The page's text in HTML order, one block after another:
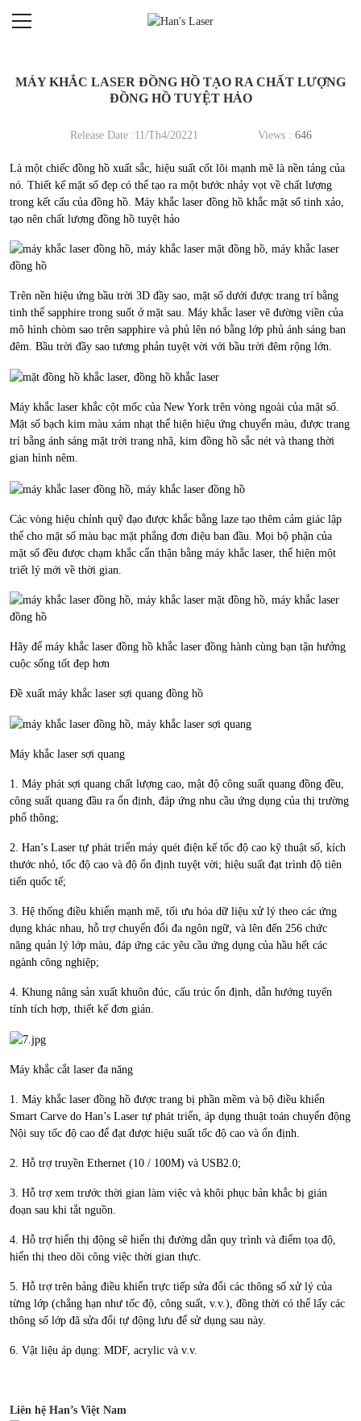
MÁY KHẮC LASER ĐỒNG HỒ TẠO RA CHẤT LƯỢNG
ĐỒNG HỒ TUYỆT HẢO
Release Date :11/Th4/20221 Views : 646
Là một chiếc đồng hồ xuất sắc, hiệu suất cốt lõi mạnh mẽ là nền tảng của
nó. Thiết kế mặt số đẹp có thể tạo ra một bước nhảy vọt về chất lượng
trong kết cấu của đồng hồ. Máy khắc laser đồng hồ khắc mặt số tinh xảo,
tạo nên chất lượng đồng hồ tuyệt hảo
Trên nền hiệu ứng bầu trời 3D đầy sao, mặt số dưới được trang trí bằng
tinh thể sapphire trong suốt ở mặt sau. Máy khắc laser vẽ đường viền của
mô hình chòm sao trên sapphire và phủ lên nó bằng lớp phủ ánh sáng ban
đêm. Bầu trời đầy sao tương phản tuyệt vời với bầu trời đêm rộng lớn.
Máy khắc laser khắc cột mốc của New York trên vòng ngoài của mặt số.
Mặt số bạch kim màu xám nhạt thể hiện hiệu ứng chuyển màu, được trang
trí bằng ánh sáng mặt trời trang nhã, kim đồng hồ sắc nét và thang thời
gian hình nêm.
Các vòng hiệu chỉnh quỹ đạo được khắc bằng laze tạo thêm cảm giác lập
thể cho mặt số màu bạc mặt phẳng đơn điệu ban đầu. Mọi bộ phận của
mặt số đều được chạm khắc cẩn thận bằng máy khắc laser, thể hiện một
triết lý mới về thời gian.
Hãy để máy khắc laser đồng hồ khắc laser đồng hành cùng bạn tận hưởng
cuộc sống tốt đẹp hơn
Đề xuất máy khắc laser sợi quang đồng hồ
Máy khắc laser sợi quang
1. Máy phát sợi quang chất lượng cao, mật độ công suất quang đồng đều,
công suất quang đầu ra ổn định, đáp ứng nhu cầu ứng dụng của thị trường
phổ thông;
2. Han’s Laser tự phát triển máy quét điện kế tốc độ cao kỹ thuật số, kích
thước nhỏ, tốc độ cao và độ ổn định tuyệt vời; hiệu suất đạt trình độ tiên
tiến quốc tế;
3. Hệ thống điều khiển mạnh mẽ, tối ưu hóa dữ liệu xử lý theo các ứng
dụng khác nhau, hỗ trợ chuyển đổi đa ngôn ngữ, và lên đến 256 chức
năng quản lý lớp màu, đáp ứng các yêu cầu ứng dụng của hầu hết các
ngành công nghiệp;
4. Khung nâng sản xuất khuôn đúc, cấu trúc ổn định, dẫn hướng tuyến
tính tích hợp, thiết kế đơn giản.
Máy khắc cắt laser đa năng
1. Máy khắc laser đồng hồ được trang bị phần mềm và bộ điều khiển
Smart Carve do Han’s Laser tự phát triển, áp dụng thuật toán chuyển động
Nội suy tốc độ cao để đạt được hiệu suất tốc độ cao và ổn định.
2. Hỗ trợ truyền Ethernet (10 / 100M) và USB2.0;
3. Hỗ trợ xem trước thời gian làm việc và khôi phục bản khắc bị gián
đoạn sau khi tắt nguồn.
4. Hỗ trợ hiển thị động sẽ hiển thị đường dẫn quy trình và điểm tọa độ,
hiển thị theo dõi công việc thời gian thực.
5. Hỗ trợ trên bảng điều khiển trực tiếp sửa đổi các thông số xử lý của
từng lớp (chẳng hạn như tốc độ, công suất, v.v.), đồng thời có thể lấy các
thông số lớp đã sửa đổi tự động lưu để sử dụng sau này.
6. Vật liệu áp dụng: MDF, acrylic và v.v.
Liên hệ Han’s Việt Nam